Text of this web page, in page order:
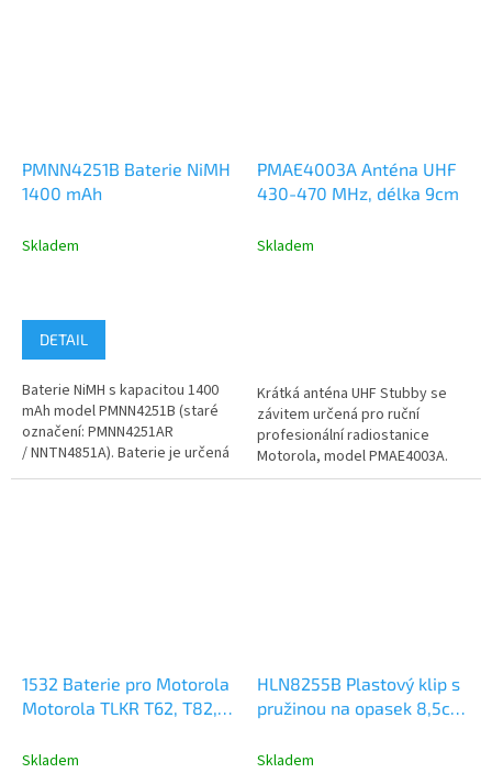
PMNN4251B Baterie NiMH
1400 mAh
Skladem
DETAIL
Baterie NiMH s kapacitou 1400
mAh model PMNN4251B (staré
označení: PMNN4251AR
/ NNTN4851A). Baterie je určená
pro napájení radiostanice...
PMAE4003A Anténa UHF
430-470 MHz, délka 9cm
Skladem
Krátká anténa UHF Stubby se
závitem určená pro ruční
profesionální radiostanice
Motorola, model PMAE4003A.
Kmitočtový rozsah UHF 430-470
1532 Baterie pro Motorola
Motorola TLKR T62, T82,
Skladem
HLN8255B Plastový klip s
pružinou na opasek 8,5cm,
Skladem